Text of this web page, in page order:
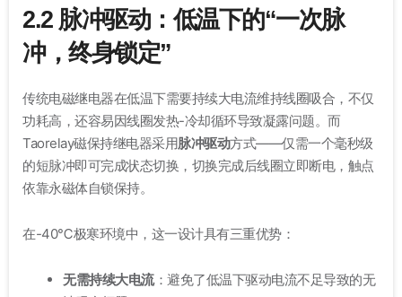
2.2 脉冲驱动：低温下的“一次脉
冲，终身锁定”
传统电磁继电器在低温下需要持续大电流维持线圈吸合，不仅
功耗高，还容易因线圈发热-冷却循环导致凝露问题。而
Taorelay磁保持继电器采用脉冲驱动方式——仅需一个毫秒级
的短脉冲即可完成状态切换，切换完成后线圈立即断电，触点
依靠永磁体自锁保持。
在-40℃极寒环境中，这一设计具有三重优势：
无需持续大电流：避免了低温下驱动电流不足导致的无